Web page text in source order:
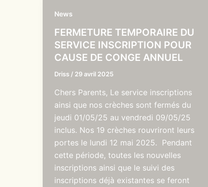
News
FERMETURE TEMPORAIRE DU
SERVICE INSCRIPTION POUR
CAUSE DE CONGE ANNUEL
Driss / 29 avril 2025
Chers Parents, Le service inscriptions
ainsi que nos crèches sont fermés du
jeudi 01/05/25 au vendredi 09/05/25
inclus. Nos 19 crèches rouvriront leurs
portes le lundi 12 mai 2025. Pendant
cette période, toutes les nouvelles
inscriptions ainsi que le suivi des
inscriptions déjà existantes se feront